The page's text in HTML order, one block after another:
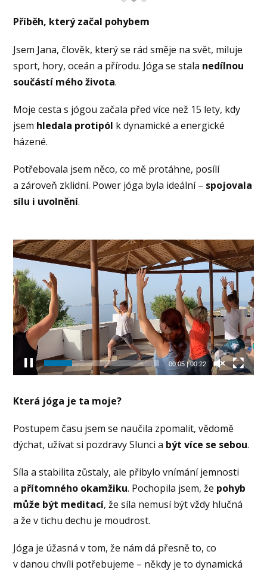
Příběh, který začal pohybem
Jsem Jana, člověk, který se rád směje na svět, miluje
sport, hory, oceán a přírodu. Jóga se stala nedílnou
součástí mého života.
Moje cesta s jógou začala před více než 15 lety, kdy
jsem hledala protipól k dynamické a energické
házené.
Potřebovala jsem něco, co mě protáhne, posílí
a zároveň zklidní. Power jóga byla ideální – spojovala
sílu i uvolnění.
Video
přehrávač
00:06|00:22
Která jóga je ta moje?
Postupem času jsem se naučila zpomalit, vědomě
dýchat, užívat si pozdravy Slunci a být více se sebou.
Síla a stabilita zůstaly, ale přibylo vnímání jemnosti
a přítomného okamžiku. Pochopila jsem, že pohyb
může být meditací, že síla nemusí být vždy hlučná
a že v tichu dechu je moudrost.
Jóga je úžasná v tom, že nám dá přesně to, co
v danou chvíli potřebujeme – někdy je to dynamická